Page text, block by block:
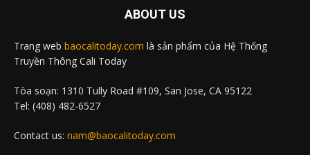
ABOUT US
Trang web baocalitoday.com là sản phẩm của Hệ Thống
Truyền Thông Cali Today
Tòa soạn: 1310 Tully Road #109, San Jose, CA 95122
Tel: (408) 482-6527
Contact us: nam@baocalitoday.com